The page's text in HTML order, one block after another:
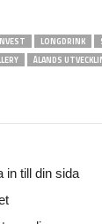
LONGDRINK
ÅLANDS
in till din sida